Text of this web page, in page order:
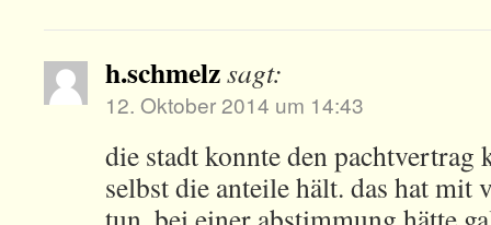
h.schmelzsagt:
12. Oktober 2014 um 14:43
die stadt konnte den pachtvertrag
selbst die anteile hält. das hat mit